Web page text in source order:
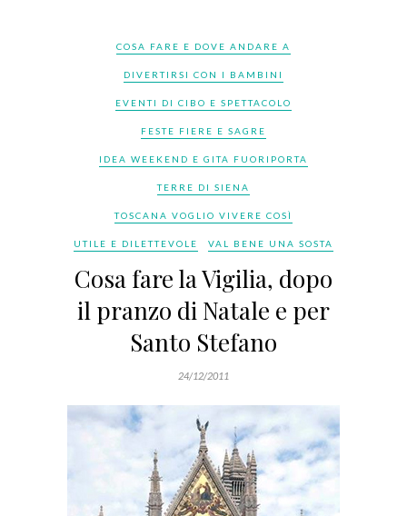
COSA FARE E DOVE ANDARE A
DIVERTIRSI CON I BAMBINI
EVENTI DI CIBO E SPETTACOLO
FESTE FIERE E SAGRE
IDEA WEEKEND E GITA FUORIPORTA
TERRE DI SIENA
TOSCANA VOGLIO VIVERE COSÌ
UTILE E DILETTEVOLE VAL BENE UNA SOSTA
Cosa fare la Vigilia, dopo
il pranzo di Natale e per
Santo Stefano
24/12/2011